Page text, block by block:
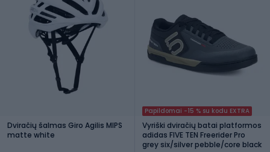
Dviračių šalmas Giro Agilis MIPS
matte white
Papildomai -15 % su kodu EXTRA
Vyriški dviračių batai platformos
adidas FIVE TEN Freerider Pro
grey six/silver pebble/core black